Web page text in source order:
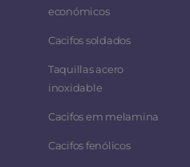
económicos
Cacifos soldados
Taquillas acero
inoxidable
Cacifos em melamina
Cacifos fenólicos